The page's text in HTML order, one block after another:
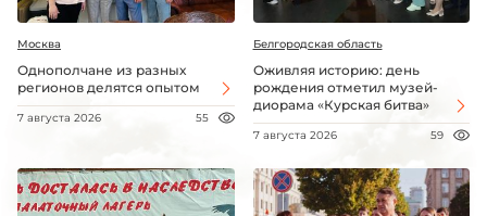
Москва
Однополчане из разных
регионов делятся опытом
7 августа 2026 55
Белгородская область
Оживляя историю: день
рождения отметил музей-
диорама «Курская битва»
7 августа 2026 59